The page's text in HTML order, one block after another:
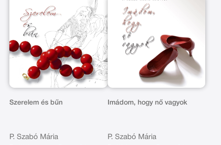
Szerelem és bűn
P. Szabó Mária
Imádom, hogy nő vagyok
P. Szabó Mária